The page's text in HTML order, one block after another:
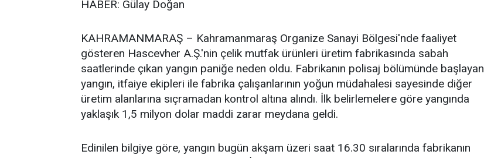
HABER: Gülay Doğan
KAHRAMANMARAŞ – Kahramanmaraş Organize Sanayi Bölgesi'nde faaliyet
gösteren Hascevher A.Ş.'nin çelik mutfak ürünleri üretim fabrikasında sabah
saatlerinde çıkan yangın paniğe neden oldu. Fabrikanın polisaj bölümünde başlayan
yangın, itfaiye ekipleri ile fabrika çalışanlarının yoğun müdahalesi sayesinde diğer
üretim alanlarına sıçramadan kontrol altına alındı. İlk belirlemelere göre yangında
yaklaşık 1,5 milyon dolar maddi zarar meydana geldi.
Edinilen bilgiye göre, yangın bugün akşam üzeri saat 16.30 sıralarında fabrikanın